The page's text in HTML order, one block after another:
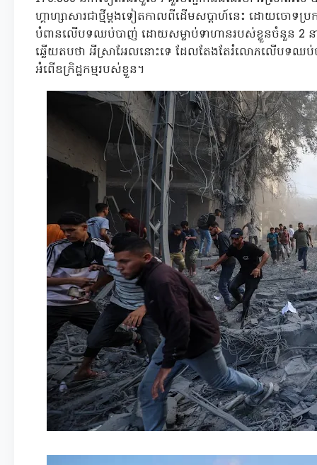
ហ្គាហ្សាសារជាថ្មីម្តងទៀតកាលពីដើមសប្តាហ៍នេះ ដោយចោទប្
បំពានលើបទឈប់បាញ់ ដោយសម្លាប់ទាហានរបស់ខ្លួនចំនួន 2
ឆ្លើយតបថា អីស្រាអែលនោះទេ ដែលតែងតែរំលោភលើបទឈប់ប
អំពើឧក្រិដ្ឋកម្មរបស់ខ្លួន។